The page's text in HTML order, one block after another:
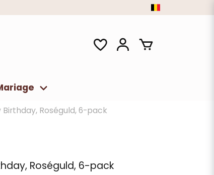
Roséguld, 6-pack
Roséguld, 6-pack